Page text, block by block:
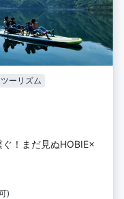
ーリズム
！まだ見ぬHOBIE×
)